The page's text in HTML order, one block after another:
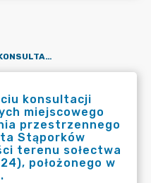
OGŁOSZENIE O ROZPOCZĘCIU KONSULTACJI SPOŁECZNYCH DOTYCZĄCYCH MIEJSCOWEGO PLANU ZAGOSPODAROWANIA PRZESTRZENNEGO DLA CZĘŚCI TERENU MIASTA STĄPORKÓW (OBRĘB 0002) ORAZ CZĘŚCI TERENU SOŁECTWA NIEKŁAŃ MAŁY (OBRĘB 0024), POŁOŻONEGO W REJONIE UL. NIEKŁAŃSKIEJ.
konsultacji
miejscowego
przestrzennego
Stąporków
terenu sołectwa
położonego w